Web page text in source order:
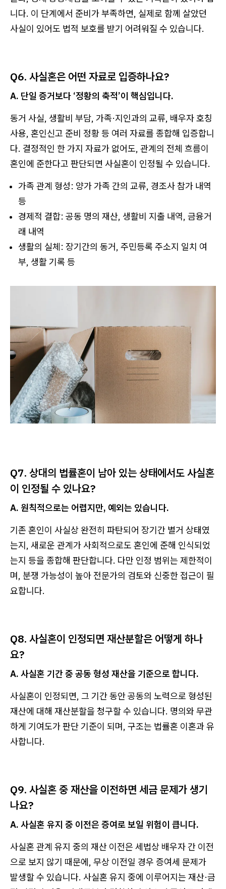
니다. 이 단계에서 준비가 부족하면, 실제로 함께 살았던
사실이 있어도 법적 보호를 받기 어려워질 수 있습니다.
Q6. 사실혼은 어떤 자료로 입증하나요?
A. 단일 증거보다 ‘정황의 축적’이 핵심입니다.
동거 사실, 생활비 부담, 가족·지인과의 교류, 배우자 호칭
사용, 혼인신고 준비 정황 등 여러 자료를 종합해 입증합니
다. 결정적인 한 가지 자료가 없어도, 관계의 전체 흐름이
혼인에 준한다고 판단되면 사실혼이 인정될 수 있습니다.
가족 관계 형성: 양가 가족 간의 교류, 경조사 참가 내역
등
경제적 결합: 공동 명의 재산, 생활비 지출 내역, 금융거
래 내역
생활의 실체: 장기간의 동거, 주민등록 주소지 일치 여
부, 생활 기록 등
Q7. 상대의 법률혼이 남아 있는 상태에서도 사실혼
이 인정될 수 있나요?
A. 원칙적으로는 어렵지만, 예외는 있습니다.
기존 혼인이 사실상 완전히 파탄되어 장기간 별거 상태였
는지, 새로운 관계가 사회적으로도 혼인에 준해 인식되었
는지 등을 종합해 판단합니다. 다만 인정 범위는 제한적이
며, 분쟁 가능성이 높아 전문가의 검토와 신중한 접근이 필
요합니다.
Q8. 사실혼이 인정되면 재산분할은 어떻게 하나
요?
A. 사실혼 기간 중 공동 형성 재산을 기준으로 합니다.
사실혼이 인정되면, 그 기간 동안 공동의 노력으로 형성된
재산에 대해 재산분할을 청구할 수 있습니다. 명의와 무관
하게 기여도가 판단 기준이 되며, 구조는 법률혼 이혼과 유
사합니다.
Q9. 사실혼 중 재산을 이전하면 세금 문제가 생기
나요?
A. 사실혼 유지 중 이전은 증여로 보일 위험이 큽니다.
사실혼 관계 유지 중의 재산 이전은 세법상 배우자 간 이전
으로 보지 않기 때문에, 무상 이전일 경우 증여세 문제가
발생할 수 있습니다. 사실혼 유지 중에 이루어지는 재산·금